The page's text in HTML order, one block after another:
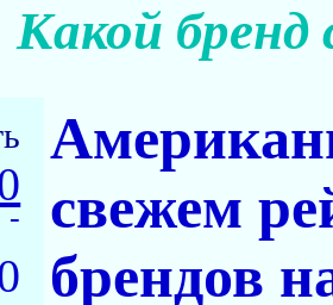
Какой
-
свежем
брендов